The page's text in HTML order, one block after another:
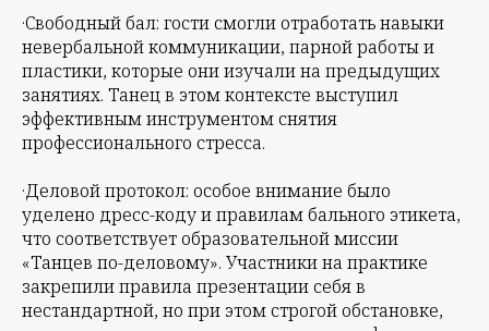
·Свободный бал: гости смогли отработать навыки
невербальной коммуникации, парной работы и
пластики, которые они изучали на предыдущих
занятиях. Танец в этом контексте выступил
эффективным инструментом снятия
профессионального стресса.
·Деловой протокол: особое внимание было
уделено дресс-коду и правилам бального этикета,
что соответствует образовательной миссии
«Танцев по-деловому». Участники на практике
закрепили правила презентации себя в
нестандартной, но при этом строгой обстановке,